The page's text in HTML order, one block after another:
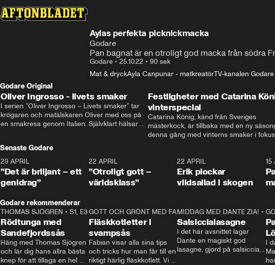
Aylas perfekta picknickmacka
Godare
Pan bagnat är en otroligt god macka från södra
Godare • 25.10.22 • 90 sek
Mat & dryckAyla Canpunar - matkreatörTV-kanalen Godare
Godare Original
Oliver Ingrosso - livets smaker
I serien ”Oliver Ingrosso – Livets smaker” tar
krögaren och matälskaren Oliver med oss på
en smakresa genom Italien. Självklart hälsar
Festligheter med Catarina
vinterspecial
Catarina König, känd från Sveriges
mästerkock, är tillbaka med en ny
denna gång med vinterns smaker i
Senaste Godare
0:50
29 APRIL
”Det är briljant – ett
genidrag”
1:00
22 APRIL
”Otroligt gott –
världsklass”
22 APRIL
Erik plockar
vildsallad i skogen
15
Godare rekommenderar
13:56
THOMAS SJÖGREN • S1, E3
Rödtunga med
Sandefjordssås
Häng med Thomas Sjögren
och lär dig hans allra bästa
knep för att tillaga en hel
12:17
GOTT OCH GRÖNT MED FABBE•S2, E2
Fläskkotletter i
svampsås
Fabian visar alla sina tips
och tricks hur man får till en
riktigt härlig fläskkotlett. Vi
16:10
MIDDAG MED DANTE ZIA! •
Salsiccialasagne
I det här avsnittet lagar
Dante en magiskt god
lasagne, gjord på salsiccia
I